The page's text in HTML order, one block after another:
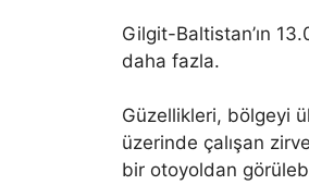
Gilgit-Baltistan’ın
daha fazla.
Güzellikleri, bölgeyi
üzerinde çalışan
bir otoyoldan